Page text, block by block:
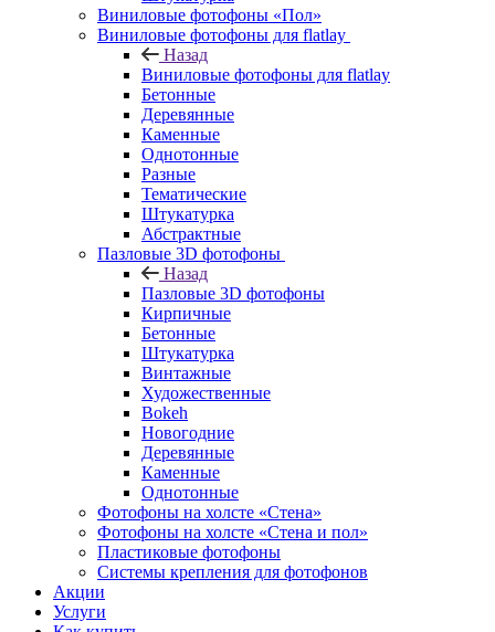
Виниловые фотофоны «Пол»
Виниловые фотофоны для flatlay
Назад
Виниловые фотофоны для flatlay
Бетонные
Деревянные
Каменные
Однотонные
Разные
Тематические
Штукатурка
Абстрактные
Пазловые 3D фотофоны
Назад
Пазловые 3D фотофоны
Кирпичные
Бетонные
Штукатурка
Винтажные
Художественные
Bokeh
Новогодние
Деревянные
Каменные
Однотонные
Фотофоны на холсте «Стена»
Фотофоны на холсте «Стена и пол»
Пластиковые фотофоны
Системы крепления для фотофонов
Акции
Услуги